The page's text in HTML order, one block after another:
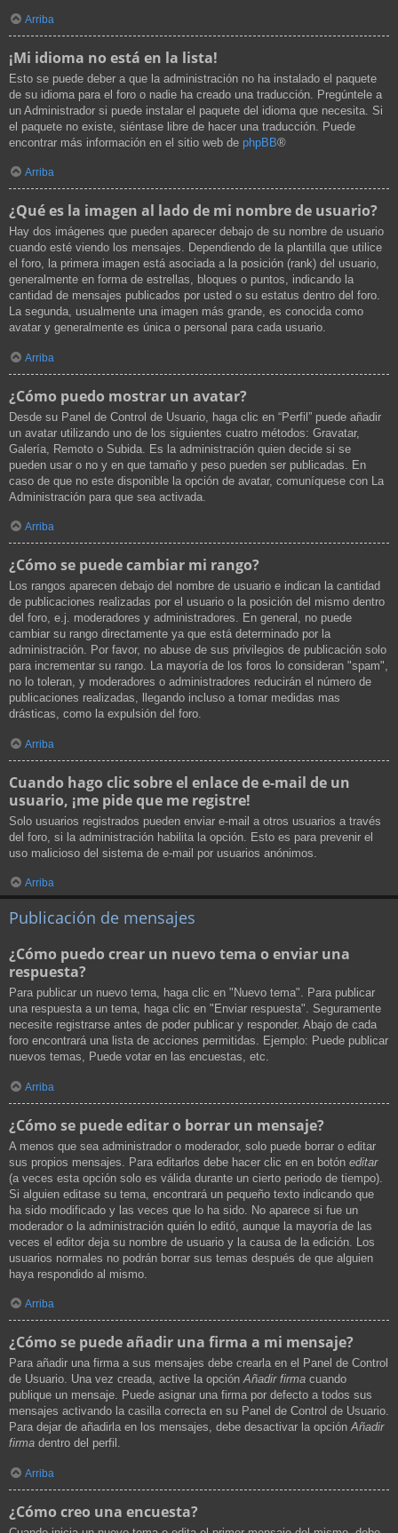
Arriba
¡Mi idioma no está en la lista!
Esto se puede deber a que la administración no ha instalado el paquete
de su idioma para el foro o nadie ha creado una traducción. Pregúntele a
un Administrador si puede instalar el paquete del idioma que necesita. Si
el paquete no existe, siéntase libre de hacer una traducción. Puede
encontrar más información en el sitio web de phpBB®
Arriba
¿Qué es la imagen al lado de mi nombre de usuario?
Hay dos imágenes que pueden aparecer debajo de su nombre de usuario
cuando esté viendo los mensajes. Dependiendo de la plantilla que utilice
el foro, la primera imagen está asociada a la posición (rank) del usuario,
generalmente en forma de estrellas, bloques o puntos, indicando la
cantidad de mensajes publicados por usted o su estatus dentro del foro.
La segunda, usualmente una imagen más grande, es conocida como
avatar y generalmente es única o personal para cada usuario.
Arriba
¿Cómo puedo mostrar un avatar?
Desde su Panel de Control de Usuario, haga clic en “Perfil” puede añadir
un avatar utilizando uno de los siguientes cuatro métodos: Gravatar,
Galería, Remoto o Subida. Es la administración quien decide si se
pueden usar o no y en que tamaño y peso pueden ser publicadas. En
caso de que no este disponible la opción de avatar, comuníquese con La
Administración para que sea activada.
Arriba
¿Cómo se puede cambiar mi rango?
Los rangos aparecen debajo del nombre de usuario e indican la cantidad
de publicaciones realizadas por el usuario o la posición del mismo dentro
del foro, e.j. moderadores y administradores. En general, no puede
cambiar su rango directamente ya que está determinado por la
administración. Por favor, no abuse de sus privilegios de publicación solo
para incrementar su rango. La mayoría de los foros lo consideran "spam",
no lo toleran, y moderadores o administradores reducirán el número de
publicaciones realizadas, llegando incluso a tomar medidas mas
drásticas, como la expulsión del foro.
Arriba
Cuando hago clic sobre el enlace de e-mail de un
usuario, ¡me pide que me registre!
Solo usuarios registrados pueden enviar e-mail a otros usuarios a través
del foro, si la administración habilita la opción. Esto es para prevenir el
uso malicioso del sistema de e-mail por usuarios anónimos.
Arriba
Publicación de mensajes
¿Cómo puedo crear un nuevo tema o enviar una
respuesta?
Para publicar un nuevo tema, haga clic en "Nuevo tema". Para publicar
una respuesta a un tema, haga clic en "Enviar respuesta". Seguramente
necesite registrarse antes de poder publicar y responder. Abajo de cada
foro encontrará una lista de acciones permitidas. Ejemplo: Puede publicar
nuevos temas, Puede votar en las encuestas, etc.
Arriba
¿Cómo se puede editar o borrar un mensaje?
A menos que sea administrador o moderador, solo puede borrar o editar
sus propios mensajes. Para editarlos debe hacer clic en en botón editar
(a veces esta opción solo es válida durante un cierto periodo de tiempo).
Si alguien editase su tema, encontrará un pequeño texto indicando que
ha sido modificado y las veces que lo ha sido. No aparece si fue un
moderador o la administración quién lo editó, aunque la mayoría de las
veces el editor deja su nombre de usuario y la causa de la edición. Los
usuarios normales no podrán borrar sus temas después de que alguien
haya respondido al mismo.
Arriba
¿Cómo se puede añadir una firma a mi mensaje?
Para añadir una firma a sus mensajes debe crearla en el Panel de Control
de Usuario. Una vez creada, active la opciónAñadir firma cuando
publique un mensaje. Puede asignar una firma por defecto a todos sus
mensajes activando la casilla correcta en su Panel de Control de Usuario.
Para dejar de añadirla en los mensajes, debe desactivar la opciónAñadir
firma dentro del perfil.
Arriba
¿Cómo creo una encuesta?